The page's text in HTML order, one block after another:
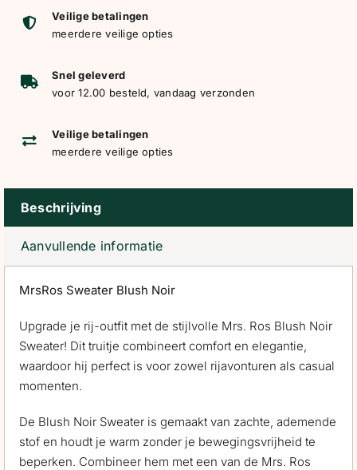
Noir
aantal
Veilige betalingen
meerdere veilige opties
Snel geleverd
voor 12.00 besteld, vandaag verzonden
Veilige betalingen
meerdere veilige opties
Beschrijving
Aanvullende informatie
MrsRos Sweater Blush Noir
Upgrade je rij-outfit met de stijlvolle Mrs. Ros Blush Noir
Sweater! Dit truitje combineert comfort en elegantie,
waardoor hij perfect is voor zowel rijavonturen als casual
momenten.
De Blush Noir Sweater is gemaakt van zachte, ademende
stof en houdt je warm zonder je bewegingsvrijheid te
beperken. Combineer hem met een van de Mrs. Ros